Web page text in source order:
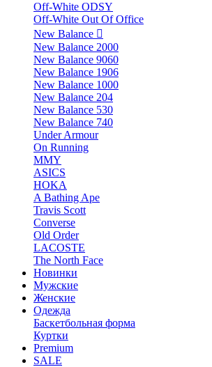
Off-White ODSY
Off-White Out Of Office
New Balance
New Balance 2000
New Balance 9060
New Balance 1906
New Balance 1000
New Balance 204
New Balance 530
New Balance 740
Under Armour
On Running
MMY
ASICS
HOKA
A Bathing Ape
Travis Scott
Converse
Old Order
LACOSTE
The North Face
Новинки
Мужские
Женские
Одежда
Баскетбольная форма
Куртки
Premium
SALE